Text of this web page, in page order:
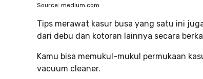
Source: medium.com
Tips merawat kasur busa yang satu ini
dari debu dan kotoran lainnya secara
Kamu bisa memukul-mukul permukaan
vacuum cleaner.